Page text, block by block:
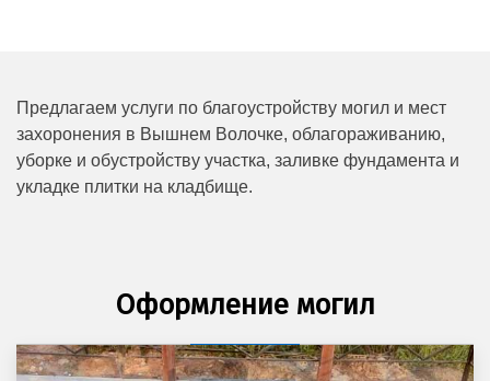
Предлагаем услуги по благоустройству могил и мест
захоронения в Вышнем Волочке, облагораживанию,
уборке и обустройству участка, заливке фундамента и
укладке плитки на кладбище.
Оформление могил